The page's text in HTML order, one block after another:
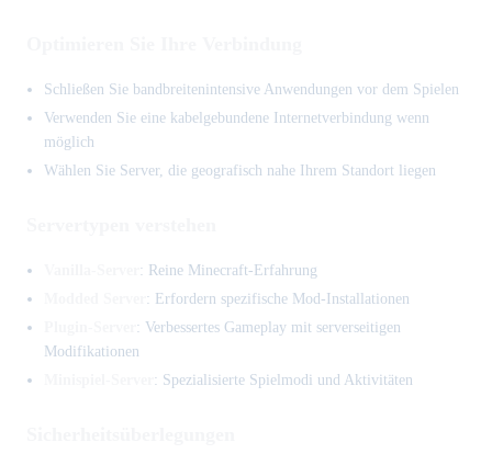
Schließen Sie bandbreitenintensive Anwendungen vor dem Spielen
Verwenden Sie eine kabelgebundene Internetverbindung wenn
möglich
Wählen Sie Server, die geografisch nahe Ihrem Standort liegen
: Reine Minecraft-Erfahrung
: Erfordern spezifische Mod-Installationen
: Verbessertes Gameplay mit serverseitigen
Modifikationen
: Spezialisierte Spielmodi und Aktivitäten